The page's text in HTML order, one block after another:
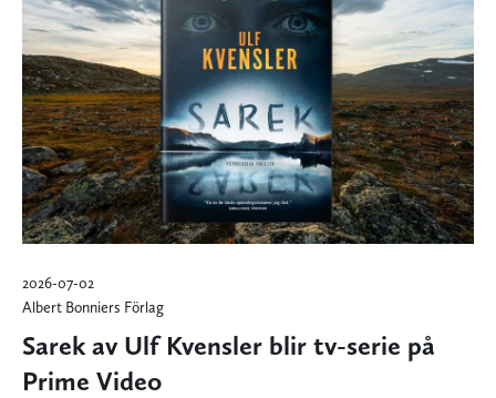
2026-07-02
Albert Bonniers Förlag
Sarek av Ulf Kvensler blir tv-serie på
Prime Video